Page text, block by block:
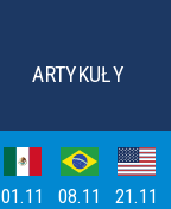
ARTYKUŁY
01.11 08.11 21.11